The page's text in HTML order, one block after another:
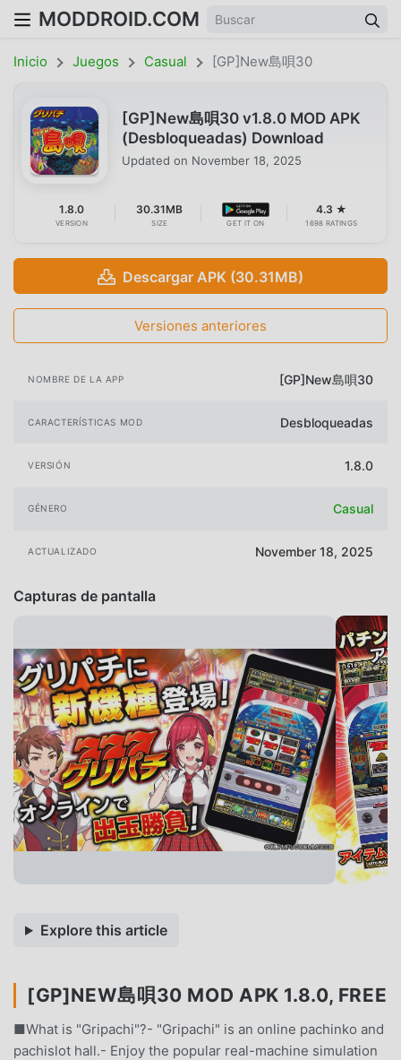
MODDROID.COM
Inicio Juegos Casual [GP]New島唄30
[GP]New島唄30 v1.8.0 MOD APK
(Desbloqueadas) Download
Updated on November 18, 2025
1.8.0
VERSION
30.31MB
SIZE GET IT ON
4.3 ★
1698 RATINGS
Descargar APK (30.31MB)
Versiones anteriores
NOMBRE DE LA APP [GP]New島唄30
CARACTERÍSTICAS MOD Desbloqueadas
VERSIÓN 1.8.0
GÉNERO Casual
ACTUALIZADO November 18, 2025
Capturas de pantalla
Explore this article
[GP]NEW島唄30 MOD APK 1.8.0, FREE
■What is "Gripachi"?- "Gripachi" is an online pachinko and
pachislot hall.- Enjoy the popular real-machine simulation